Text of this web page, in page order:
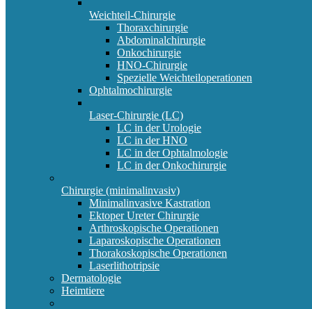
Weichteil-Chirurgie
Thoraxchirurgie
Abdominalchirurgie
Onkochirurgie
HNO-Chirurgie
Spezielle Weichteiloperationen
Ophtalmochirurgie
Laser-Chirurgie (LC)
LC in der Urologie
LC in der HNO
LC in der Ophtalmologie
LC in der Onkochirurgie
Chirurgie (minimalinvasiv)
Minimalinvasive Kastration
Ektoper Ureter Chirurgie
Arthroskopische Operationen
Laparoskopische Operationen
Thorakoskopische Operationen
Laserlithotripsie
Dermatologie
Heimtiere